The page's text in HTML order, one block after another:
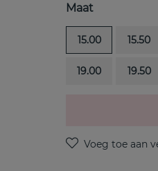
Maat
15.00 15.50
19.00 19.50